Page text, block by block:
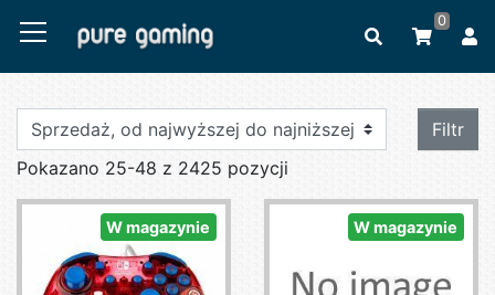
0
Filtr
Pokazano 25-48 z 2425 pozycji
W magazynie W magazynie